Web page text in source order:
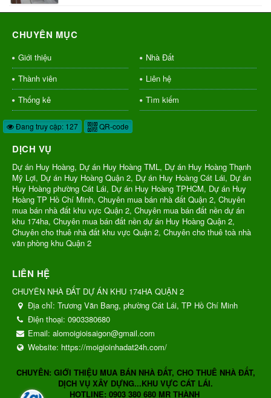
CHUYÊN MỤC
Giới thiệu
Nhà Đất
Thành viên
Liên hệ
Thống kê
Tìm kiếm
Đang truy cập: 127 QR-code
DỊCH VỤ
Dự án Huy Hoàng, Dự án Huy Hoàng TML, Dự án Huy Hoàng Thạnh
Mỹ Lợi, Dự án Huy Hoàng Quận 2, Dự án Huy Hoàng Cát Lái, Dự án
Huy Hoàng phường Cát Lái, Dự án Huy Hoàng TPHCM, Dự án Huy
Hoàng TP Hồ Chí Minh, Chuyên mua bán nhà đất Quận 2, Chuyên
mua bán nhà đất khu vực Quận 2, Chuyên mua bán đất nền dự án
khu 174ha, Chuyên mua bán đất nền dự án Huy Hoàng Quận 2,
Chuyên cho thuê nhà đất khu vực Quận 2, Chuyên cho thuê toà nhà
văn phòng khu Quận 2
LIÊN HỆ
CHUYÊN NHÀ ĐẤT DỰ ÁN KHU 174HA QUẬN 2
Địa chỉ: Trương Văn Bang, phường Cát Lái, TP Hồ Chí Minh
Điện thoại: 0903380680
Email: alomoigioisaigon@gmail.com
Website: https://moigioinhadat24h.com/
CHUYÊN: GIỚI THIỆU MUA BÁN NHÀ ĐẤT, CHO THUÊ NHÀ ĐẤT,
DỊCH VỤ XÂY DỰNG...KHU VỰC CÁT LÁI.
HOTLINE: 0903 380 680 MR THÀNH